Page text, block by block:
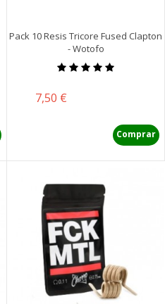
Pack 10 Resis Tricore Fused Clapton
- Wotofo
Precio
7,50 €
Comprar